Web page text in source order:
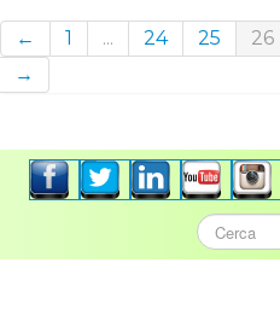
← 1 ... 24 25 26
→